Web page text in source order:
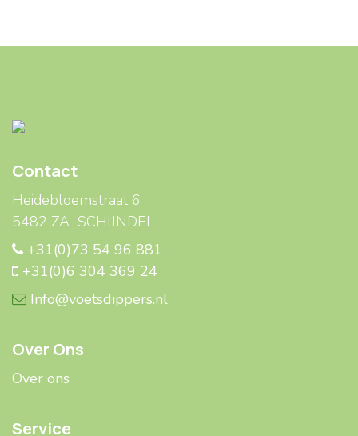
Contact
Heidebloemstraat 6
5482 ZA SCHIJNDEL
+31(0)73 54 96 881
+31(0)6 304 369 24
Info@voetsdippers.nl
Over Ons
Over ons
Service